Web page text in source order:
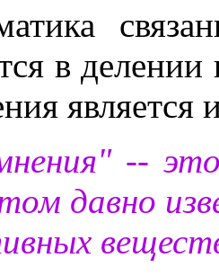
в
является
--
давно